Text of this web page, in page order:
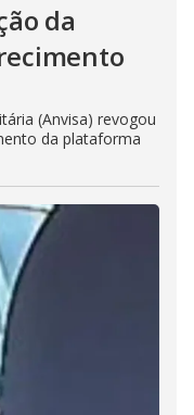
da
(Anvisa) revogou
da plataforma